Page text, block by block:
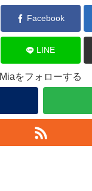
Facebook
LINE
Miaをフォローする